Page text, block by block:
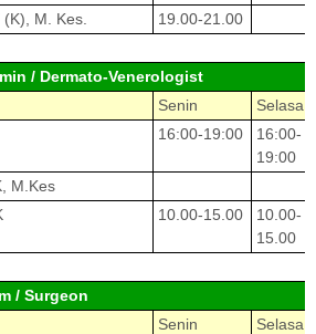
M. Kes.
19.00-21.00
/ Dermato-Venerologist
Senin
Selasa
16:00-19:00
16:00-
19:00
M.Kes
10.00-15.00
10.00-
15.00
/ Surgeon
Senin
Selasa